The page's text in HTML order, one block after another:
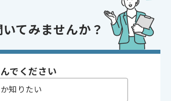
ン
てみませんか？
でください
知りたい